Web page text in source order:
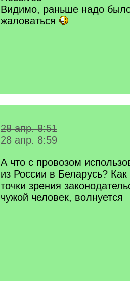
Видимо, раньше надо было
жаловаться
28 апр. 8:51
28 апр. 8:59
А что с провозом
из России в Беларусь?
точки зрения
чужой человек, волнуется